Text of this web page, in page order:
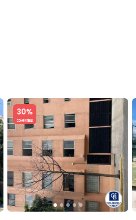
30%
COMPATIBLE
Slide 1 of 5